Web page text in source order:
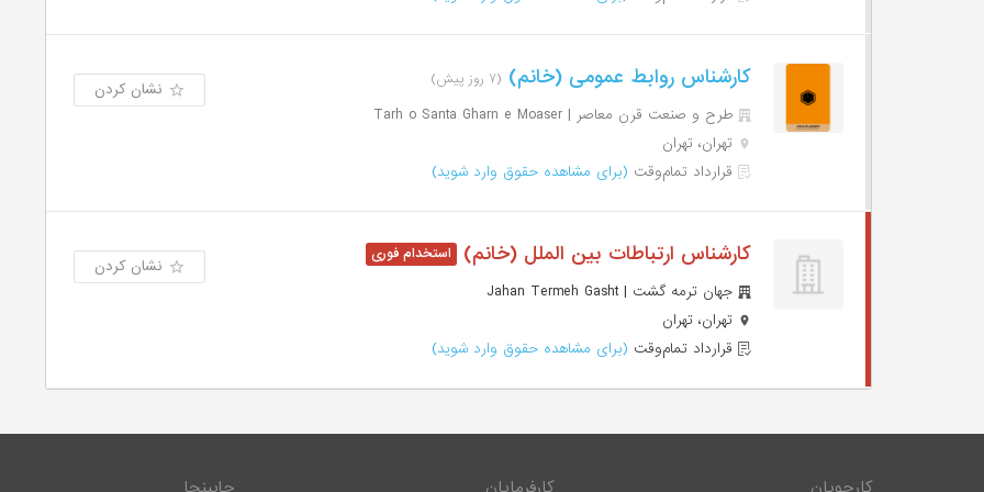
کارشناس روابط عمومی (خانم) (۷ روز پیش)
طرح و صنعت قرن معاصر | Tarh o Santa Gharn e Moaser
تهران، تهران
قرارداد تمام‌وقت (برای مشاهده حقوق وارد شوید)
نشان کردن
کارشناس ارتباطات بین الملل (خانم)
جهان ترمه گشت | Jahan Termeh Gasht
تهران، تهران
قرارداد تمام‌وقت (برای مشاهده حقوق وارد شوید)
نشان کردن